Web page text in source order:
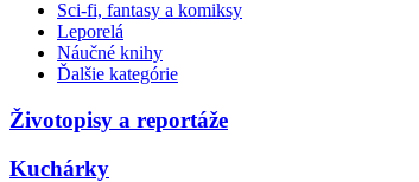
Sci-fi, fantasy a komiksy
Leporelá
Náučné knihy
Ďalšie kategórie
Životopisy a reportáže
Kuchárky